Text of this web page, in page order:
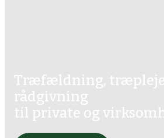
Træfældning,
rådgivning
til private og